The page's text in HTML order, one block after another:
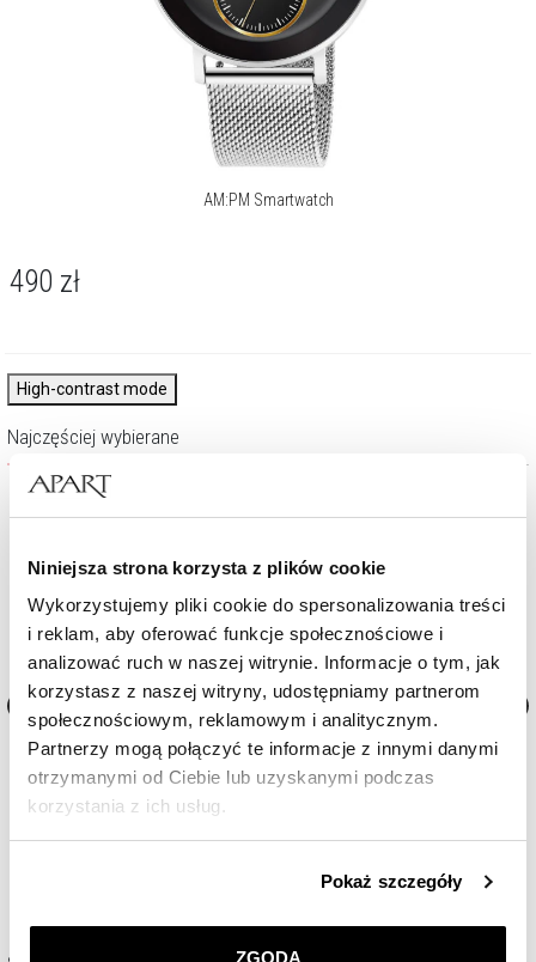
Niniejsza strona korzysta z plików cookie
Wykorzystujemy pliki cookie do spersonalizowania treści
i reklam, aby oferować funkcje społecznościowe i
analizować ruch w naszej witrynie. Informacje o tym, jak
korzystasz z naszej witryny, udostępniamy partnerom
społecznościowym, reklamowym i analitycznym.
Partnerzy mogą połączyć te informacje z innymi danymi
otrzymanymi od Ciebie lub uzyskanymi podczas
korzystania z ich usług.
przez nas plików cookie znajdziesz wPolityce
Pokaż szczegóły
ZGODA
AM:PM Smartwatch
490 zł
High-contrast mode
Najczęściej wybierane
AM:PM Smartwatch
450 zł
AM:PM Smartwatch